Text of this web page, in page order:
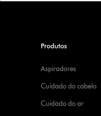
Produtos
Aspiradores
Cuidado do cabelo
Cuidado do ar